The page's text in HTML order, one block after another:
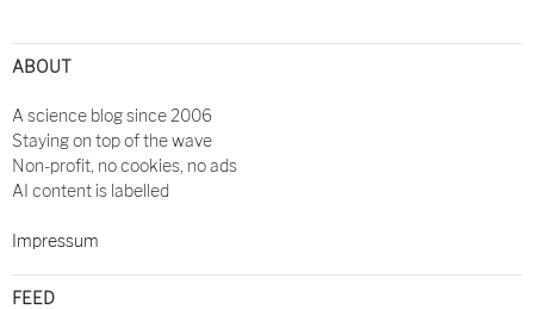
ABOUT
A science blog since 2006
Staying on top of the wave
Non-profit, no cookies, no ads
AI content is labelled
Impressum
FEED